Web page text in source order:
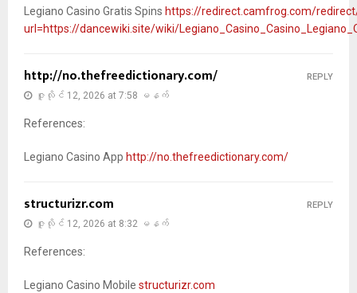
Legiano Casino Gratis Spins https://redirect.camfrog.com/
url=https://dancewiki.site/wiki/
http://no.thefreedictionary.com/
ဇူလိုင် 12, 2026 at 7:58 မနက်
References:
Legiano Casino App http://no.thefreedictionary.com/
REPLY
structurizr.com
ဇူလိုင် 12, 2026 at 8:32 မနက်
References:
Legiano Casino Mobile structurizr.com
REPLY